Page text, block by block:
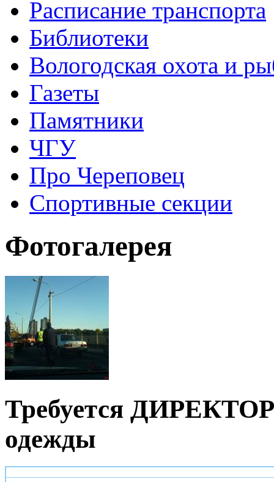
Расписание транспорта
Библиотеки
Вологодская охота и
Газеты
Памятники
ЧГУ
Про Череповец
Спортивные секции
Фотогалерея
Требуется
одежды